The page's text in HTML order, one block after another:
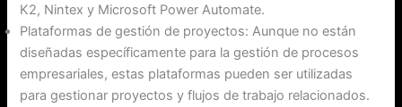
K2, Nintex y Microsoft Power Automate.
Plataformas de gestión de proyectos: Aunque no están
diseñadas específicamente para la gestión de procesos
empresariales, estas plataformas pueden ser utilizadas
para gestionar proyectos y flujos de trabajo relacionados.